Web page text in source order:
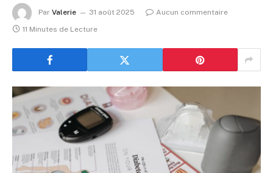
Par Valerie 31 août 2025
Aucun commentaire
11 Minutes de Lecture